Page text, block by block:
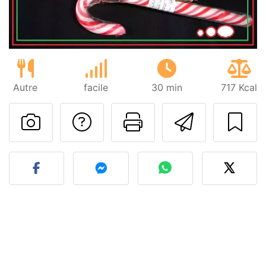
Autre facile 30 min 717 Kcal
Imprimer
Poser une
Publier votre photo de